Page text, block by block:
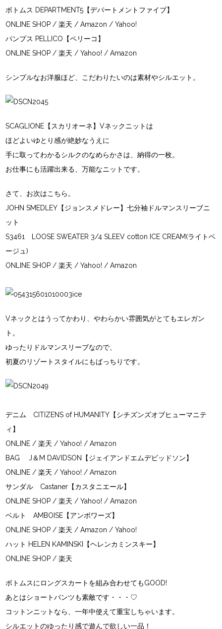
ボトムス DEPARTMENT5【デパートメントファイブ】
ONLINE SHOP / 楽天 /Amazon /Yahoo!
パンプス PELLICO【ペリーコ】
ONLINE SHOP /楽天 / Yahoo! /Amazon
シンプルなお洋服ほど、こだわりたいのは素材やシルエット。
SCAGLIONE【スカリオーネ】Vネックニットは
ほどよいゆとり感が絶妙なうえに
手に取ってわかるシルクのなめらかさは、納得の一枚。
お仕事にも活躍出来る、万能なニットです。
さて、お次はこちら。
JOHN SMEDLEY【ジョンスメドレー】七分袖ドルマンスリーブニ
ット
S3461 LOOSE SWEATER 3/4 SLEEV cotton ICE CREAM(ライトベ
ージュ)
ONLINE SHOP /楽天 / Yahoo! /Amazon
Vネックとはうってかわり、やわらかい雰囲気がとてもエレガン
ト。
ゆったりドルマンスリーブなので、
初夏のリゾートスタイルにもばっちりです。
デニム CITIZENS of HUMANITY【シチズンズオブヒューマニテ
ィ】
ONLINE /楽天 /Yahoo! /Amazon
BAG J＆M DAVIDSON【ジェイアンドエムデビッドソン】
ONLINE /楽天 /Yahoo! /Amazon
サンダル Castaner【カスタニエール】
ONLINE SHOP /楽天 / Yahoo! / Amazon
ベルト AMBOISE【アンボワーズ】
ONLINE SHOP /楽天 /Amazon / Yahoo!
ハット HELEN KAMINSKI【ヘレンカミンスキー】
ONLINE SHOP /楽天
ボトムスにロングスカートを組み合わせてもGOOD!
あとはショートパンツも素敵です・・・♡
コットンニットなら、一年中使えて重宝しちゃいます。
シルエットのゆったり感で遊んで欲しい一品！